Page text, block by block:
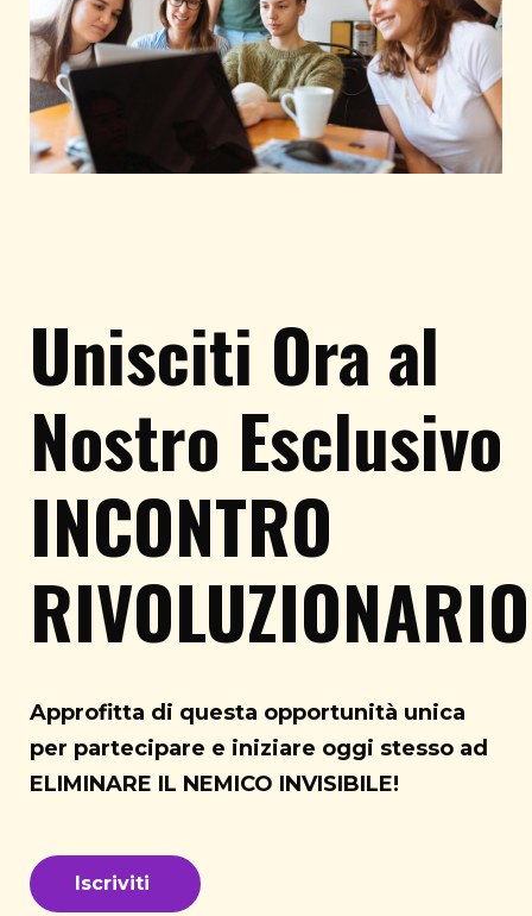
Unisciti Ora al
Nostro Esclusivo
INCONTRO
Approfitta di questa opportunità unica
per partecipare e iniziare oggi stesso ad
ELIMINARE IL NEMICO INVISIBILE!
Iscriviti